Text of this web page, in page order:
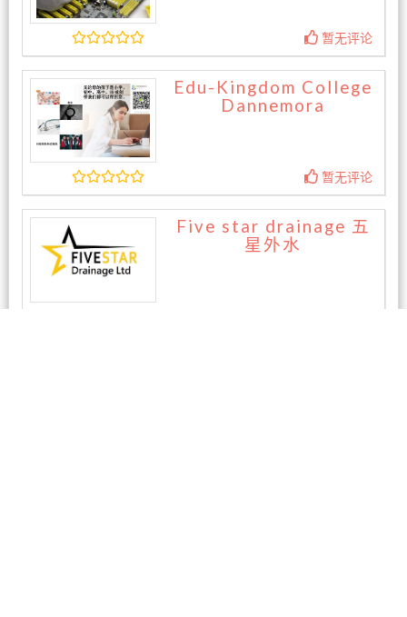
暂无评论
Edu-Kingdom College
Dannemora
暂无评论
Five star drainage 五
星外水